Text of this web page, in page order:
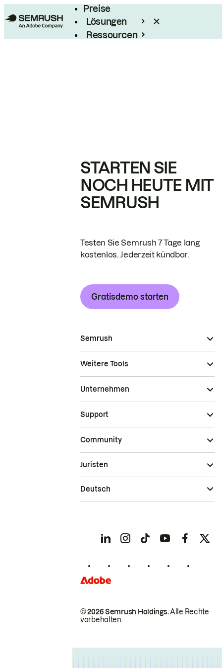
Preise
Lösungen
Ressourcen
STARTEN SIE
NOCH HEUTE MIT
SEMRUSH
Testen Sie Semrush 7 Tage lang
kostenlos. Jederzeit kündbar.
Gratisdemo starten
Semrush
Weitere Tools
Unternehmen
Support
Community
© 2026 Semrush Holdings.Alle Rechte
vorbehalten.
Juristen
Deutsch